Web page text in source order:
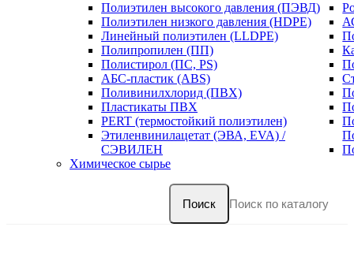
Полиэтилен высокого давления (ПЭВД)
Полиэтилен низкого давления (HDPE)
Линейный полиэтилен (LLDPE)
Полипропилен (ПП)
Полистирол (ПС, PS)
АБС-пластик (ABS)
Поливинилхлорид (ПВХ)
Пластикаты ПВХ
PERT (термостойкий полиэтилен)
Этиленвинилацетат (ЭВА, EVA) /
СЭВИЛЕН
Химическое сырье
Поиск